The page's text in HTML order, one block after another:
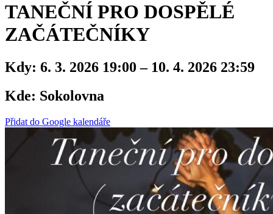
TANEČNÍ PRO DOSPĚLÉ
ZAČÁTEČNÍKY
Kdy: 6. 3. 2026 19:00 – 10. 4. 2026 23:59
Kde: Sokolovna
Přidat do Google kalendáře